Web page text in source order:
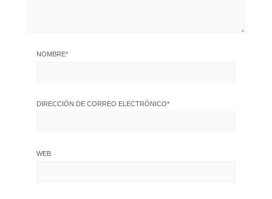
NOMBRE*
DIRECCIÓN DE CORREO ELECTRÓNICO*
WEB